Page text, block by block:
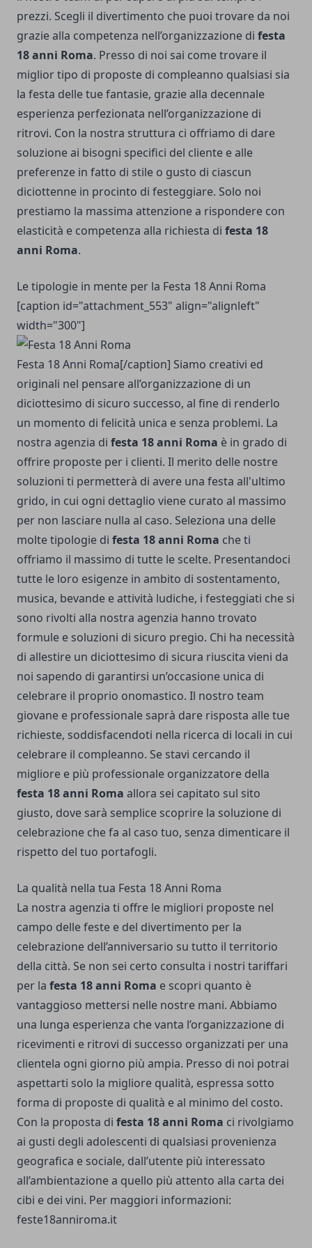
prezzi. Scegli il divertimento che puoi trovare da noi
grazie alla competenza nell’organizzazione di festa
18 anni Roma. Presso di noi sai come trovare il
miglior tipo di proposte di compleanno qualsiasi sia
la festa delle tue fantasie, grazie alla decennale
esperienza perfezionata nell’organizzazione di
ritrovi. Con la nostra struttura ci offriamo di dare
soluzione ai bisogni specifici del cliente e alle
preferenze in fatto di stile o gusto di ciascun
diciottenne in procinto di festeggiare. Solo noi
prestiamo la massima attenzione a rispondere con
elasticità e competenza alla richiesta di festa 18
anni Roma.
Le tipologie in mente per la Festa 18 Anni Roma
[caption id="attachment_553" align="alignleft"
width="300"]
Festa 18 Anni Roma[/caption] Siamo creativi ed
originali nel pensare all’organizzazione di un
diciottesimo di sicuro successo, al fine di renderlo
un momento di felicità unica e senza problemi. La
nostra agenzia di festa 18 anni Roma è in grado di
offrire proposte per i clienti. Il merito delle nostre
soluzioni ti permetterà di avere una festa all'ultimo
grido, in cui ogni dettaglio viene curato al massimo
per non lasciare nulla al caso. Seleziona una delle
molte tipologie di festa 18 anni Roma che ti
offriamo il massimo di tutte le scelte. Presentandoci
tutte le loro esigenze in ambito di sostentamento,
musica, bevande e attività ludiche, i festeggiati che si
sono rivolti alla nostra agenzia hanno trovato
formule e soluzioni di sicuro pregio. Chi ha necessità
di allestire un diciottesimo di sicura riuscita vieni da
noi sapendo di garantirsi un’occasione unica di
celebrare il proprio onomastico. Il nostro team
giovane e professionale saprà dare risposta alle tue
richieste, soddisfacendoti nella ricerca di locali in cui
celebrare il compleanno. Se stavi cercando il
migliore e più professionale organizzatore della
festa 18 anni Roma allora sei capitato sul sito
giusto, dove sarà semplice scoprire la soluzione di
celebrazione che fa al caso tuo, senza dimenticare il
rispetto del tuo portafogli.
La qualità nella tua Festa 18 Anni Roma
La nostra agenzia ti offre le migliori proposte nel
campo delle feste e del divertimento per la
celebrazione dell’anniversario su tutto il territorio
della città. Se non sei certo consulta i nostri tariffari
per la festa 18 anni Roma e scopri quanto è
vantaggioso mettersi nelle nostre mani. Abbiamo
una lunga esperienza che vanta l’organizzazione di
ricevimenti e ritrovi di successo organizzati per una
clientela ogni giorno più ampia. Presso di noi potrai
aspettarti solo la migliore qualità, espressa sotto
forma di proposte di qualità e al minimo del costo.
Con la proposta di festa 18 anni Roma ci rivolgiamo
ai gusti degli adolescenti di qualsiasi provenienza
geografica e sociale, dall’utente più interessato
all’ambientazione a quello più attento alla carta dei
cibi e dei vini. Per maggiori informazioni:
feste18anniroma.it